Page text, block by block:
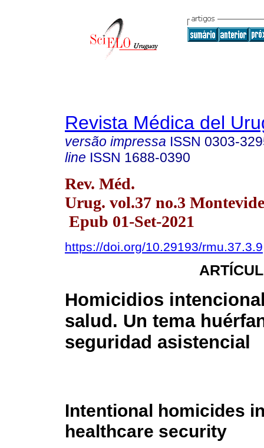
Revista Médica del
versão impressa ISSN 0303-
line ISSN 1688-0390
Rev. Méd.
Urug. vol.37 no.3
Epub 01-Set-2021
https://doi.org/10.29193/rmu.37.3.9
Homicidios
salud. Un tema
seguridad asistencial
Intentional homicides
healthcare security